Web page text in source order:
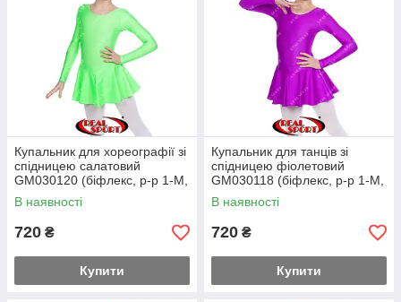
Купальник для хореографії зі
спідницею салатовий
GM030120 (біфлекс, р-р 1-M,
зріст 98-134 см)
В наявності
720 ₴
Купити
Купальник для танців зі
спідницею фіолетовий
GM030118 (біфлекс, р-р 1-M,
зріст 98-134 см)
В наявності
720 ₴
Купити